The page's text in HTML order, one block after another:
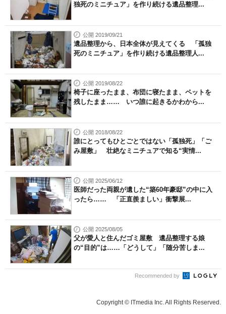
独死のミニチュア」を作り続ける遺品整理...
公開 2019/09/21
遺品整理から、日本全体が見えてくる 「孤独
死のミニチュア」を作り続ける遺品整理人...
公開 2019/08/22
椅子に座ったまま、布団に寝たまま、ペットを
残したまま…… いつ誰に起きるかわから...
公開 2018/08/22
誰にとってもひとごとではない「孤独死」「ご
み屋敷」 壮絶なミニチュアで知る“実情...
公開 2025/06/12
医師だった両親が遺した“築60年豪邸”の中に入
ったら…… 「正直羨ましい」衝撃展...
公開 2025/08/05
父が愛人と住んだゴミ屋敷 遺品整理する娘
の“目的”は……「どうして」「随分苦しま...
Recommended by
Copyright © ITmedia Inc. All Rights Reserved.